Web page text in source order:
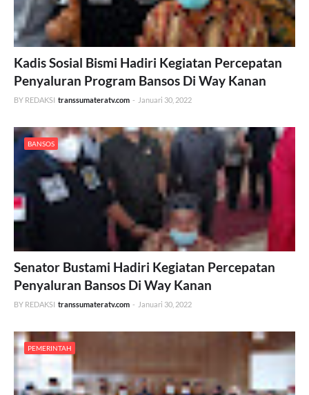
Kadis Sosial Bismi Hadiri Kegiatan Percepatan
Penyaluran Program Bansos Di Way Kanan
BY REDAKSI transsumateratv.com - Januari 30, 2022
BANSOS
Senator Bustami Hadiri Kegiatan Percepatan
Penyaluran Bansos Di Way Kanan
BY REDAKSI transsumateratv.com - Januari 30, 2022
PEMERINTAH